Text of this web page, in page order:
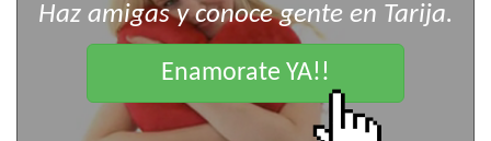
Haz amigas y conoce gente en Tarija.
Enamorate YA!!